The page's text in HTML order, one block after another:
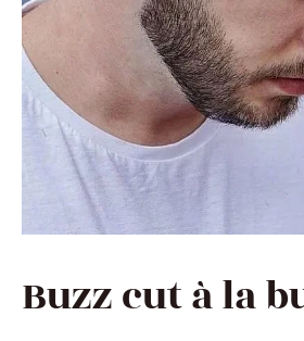
Buzz cut à la